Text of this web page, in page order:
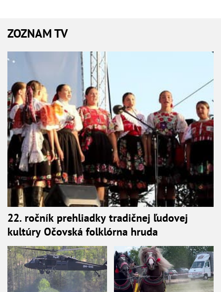
ZOZNAM TV
22. ročník prehliadky tradičnej ľudovej
kultúry Očovská folklórna hruda